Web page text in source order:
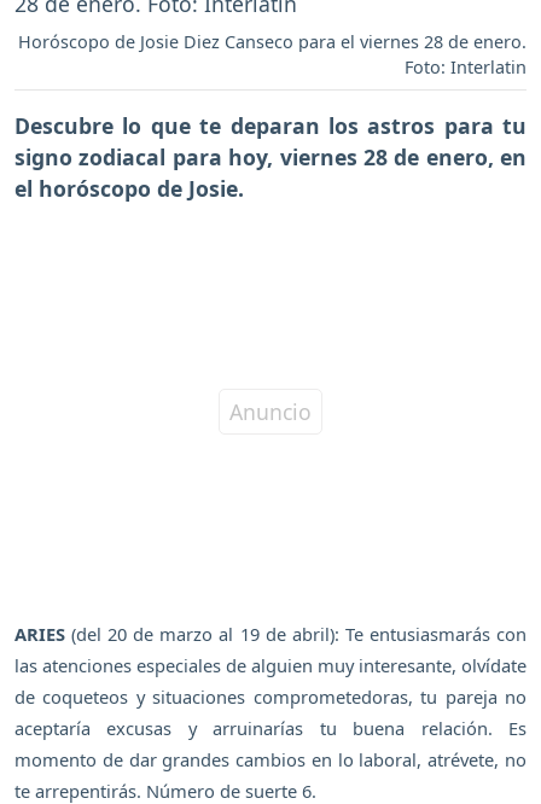
Horóscopo de Josie Diez Canseco para el viernes 28 de enero.
Foto: Interlatin
Descubre lo que te deparan los astros para tu
signo zodiacal para hoy, viernes 28 de enero, en
el horóscopo de Josie.
ARIES (del 20 de marzo al 19 de abril): Te entusiasmarás con
las atenciones especiales de alguien muy interesante, olvídate
de coqueteos y situaciones comprometedoras, tu pareja no
aceptaría excusas y arruinarías tu buena relación. Es
momento de dar grandes cambios en lo laboral, atrévete, no
te arrepentirás. Número de suerte 6.